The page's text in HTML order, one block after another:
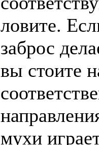
ловите.
заброс
вы стоите
мухи